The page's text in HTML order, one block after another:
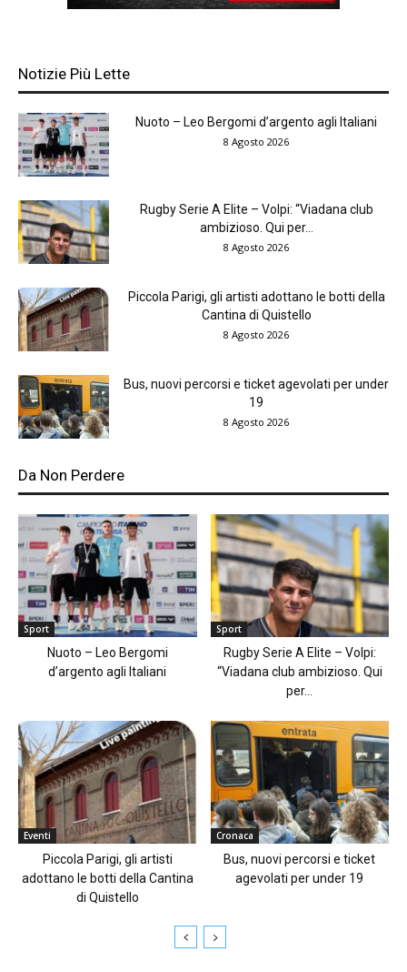
Notizie Più Lette
Nuoto – Leo Bergomi d’argento agli Italiani
8 Agosto 2026
Rugby Serie A Elite – Volpi: “Viadana club
ambizioso. Qui per...
8 Agosto 2026
Piccola Parigi, gli artisti adottano le botti della
Cantina di Quistello
8 Agosto 2026
Bus, nuovi percorsi e ticket agevolati per under
19
8 Agosto 2026
Da Non Perdere
Sport
Nuoto – Leo Bergomi
d’argento agli Italiani
Sport
Rugby Serie A Elite – Volpi:
“Viadana club ambizioso. Qui
per...
Eventi
Piccola Parigi, gli artisti
adottano le botti della Cantina
di Quistello
Cronaca
Bus, nuovi percorsi e ticket
agevolati per under 19